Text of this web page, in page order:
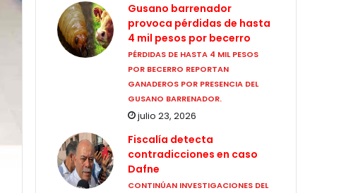
Gusano barrenador
provoca pérdidas de hasta
4 mil pesos por becerro
PÉRDIDAS DE HASTA 4 MIL PESOS
POR BECERRO REPORTAN
GANADEROS POR PRESENCIA DEL
GUSANO BARRENADOR.
julio 23, 2026
Fiscalía detecta
contradicciones en caso
Dafne
CONTINÚAN INVESTIGACIONES DEL